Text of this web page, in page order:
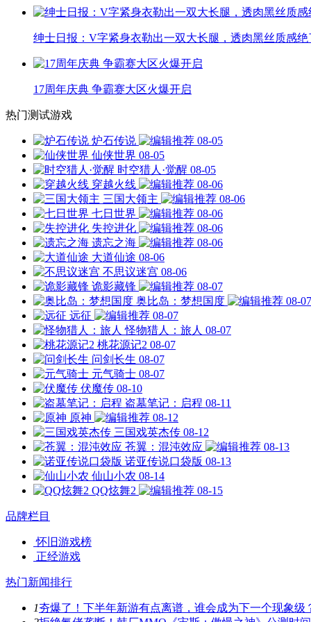
绅士日报：V字紧身衣勒出一双大长腿，透肉黑丝质感绝
17周年庆典 争霸赛大区火爆开启
热门测试游戏
炉石传说
08-05
仙侠世界 08-05
时空猎人·觉醒 08-05
穿越火线
08-06
三国大领主
08-06
七日世界
08-06
失控进化
08-06
遗忘之海
08-06
大道仙途 08-06
不思议迷宫 08-06
诡影藏锋
08-07
奥比岛：梦想国度
08-07
远征
08-07
怪物猎人：旅人 08-07
桃花源记2 08-07
问剑长生 08-07
元气骑士 08-07
伏魔传 08-10
盗墓笔记：启程 08-11
原神
08-12
三国戏英杰传 08-12
苍翼：混沌效应
08-13
诺亚传说口袋版 08-13
仙山小农 08-14
QQ炫舞2
08-15
品牌栏目
怀旧游戏榜
正经游戏
热门新闻排行
1夯爆了！下半年新游有点离谱，谁会成为下一个现象级